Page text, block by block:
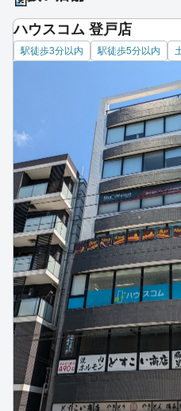
ハウスコム 登戸店
駅徒歩3分以内 駅徒歩5分以内